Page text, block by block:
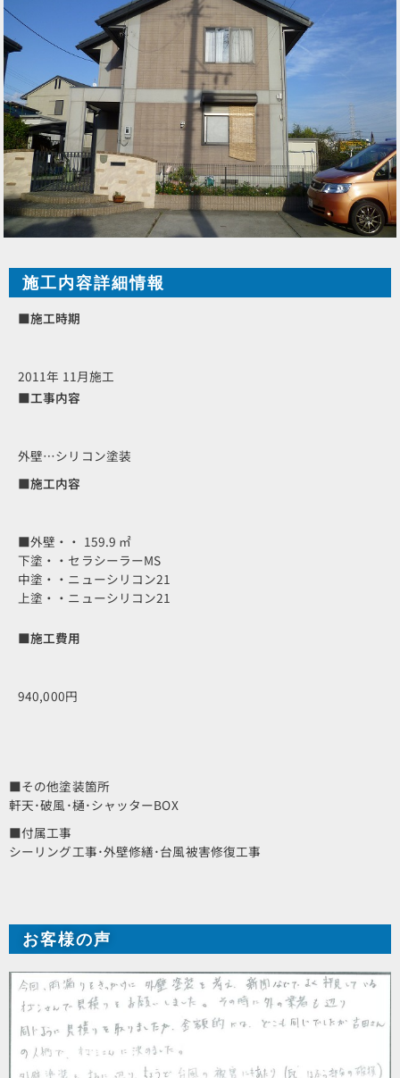
施工内容詳細情報
■施工時期
2011年 11月施工
■工事内容
外壁…シリコン塗装
■施工内容
■外壁・・ 159.9 ㎡
下塗・・セラシーラーMS
中塗・・ニューシリコン21
上塗・・ニューシリコン21
■施工費用
940,000円
■その他塗装箇所
軒天･破風･樋･シャッターBOX
■付属工事
シーリング工事･外壁修繕･台風被害修復工事
お客様の声